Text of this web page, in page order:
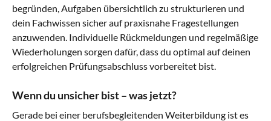
begründen, Aufgaben übersichtlich zu strukturieren und
dein Fachwissen sicher auf praxisnahe Fragestellungen
anzuwenden. Individuelle Rückmeldungen und regelmäßige
Wiederholungen sorgen dafür, dass du optimal auf deinen
erfolgreichen Prüfungsabschluss vorbereitet bist.
Wenn du unsicher bist – was jetzt?
Gerade bei einer berufsbegleitenden Weiterbildung ist es